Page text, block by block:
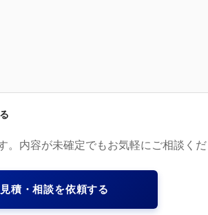
。内容が未確定でもお気軽にご相談く